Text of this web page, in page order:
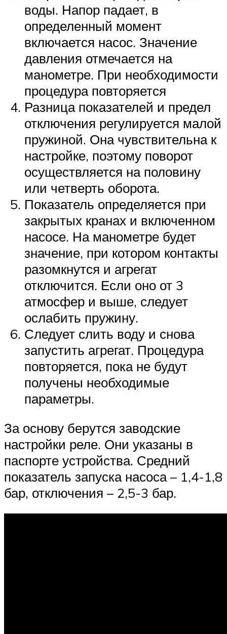
воды. Напор падает, в
определенный момент
включается насос. Значение
давления отмечается на
манометре. При необходимости
процедура повторяется
Разница показателей и предел
отключения регулируется малой
пружиной. Она чувствительна к
настройке, поэтому поворот
осуществляется на половину
или четверть оборота.
Показатель определяется при
закрытых кранах и включенном
насосе. На манометре будет
значение, при котором контакты
разомкнутся и агрегат
отключится. Если оно от 3
атмосфер и выше, следует
ослабить пружину.
Следует слить воду и снова
запустить агрегат. Процедура
повторяется, пока не будут
получены необходимые
параметры.
За основу берутся заводские
настройки реле. Они указаны в
паспорте устройства. Средний
показатель запуска насоса – 1,4-1,8
бар, отключения – 2,5-3 бар.